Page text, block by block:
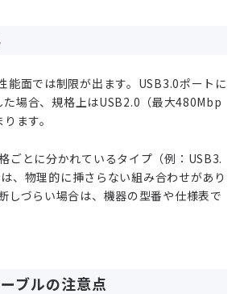
能面では制限が出ます。USB3.0ポートに
た場合、規格上はUSB2.0（最大480Mbp
ます。
ごとに分かれているタイプ（例：USB3.
、物理的に挿さらない組み合わせがあり
しづらい場合は、機器の型番や仕様表で
ブルの注意点